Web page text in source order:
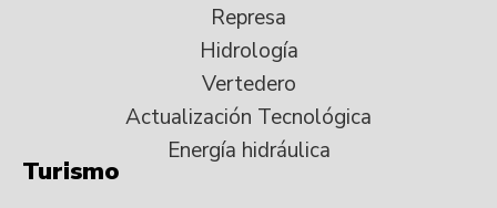
Represa
Hidrología
Vertedero
Actualización Tecnológica
Energía hidráulica
Turismo